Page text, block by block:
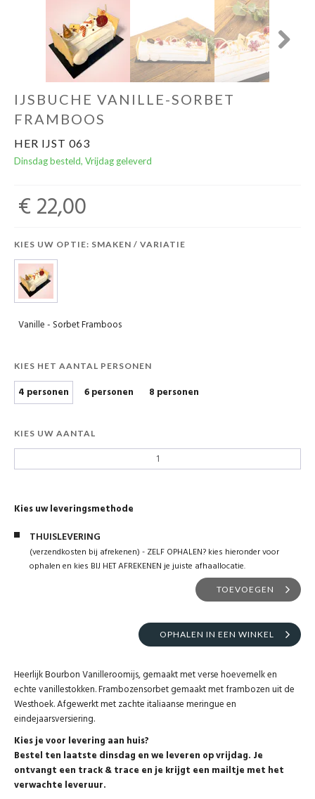
IJSBUCHE VANILLE-SORBET
FRAMBOOS
HER IJST 063
Dinsdag besteld, Vrijdag geleverd
€ 22,00
KIES UW OPTIE: SMAKEN / VARIATIE
Vanille - Sorbet Framboos
KIES HET AANTAL PERSONEN
4 personen 6 personen 8 personen
KIES UW AANTAL
Kies uw leveringsmethode
THUISLEVERING
(verzendkosten bij afrekenen) - ZELF OPHALEN? kies hieronder voor
ophalen en kies BIJ HET AFREKENEN je juiste afhaallocatie.
TOEVOEGEN
OPHALEN IN EEN WINKEL
Heerlijk Bourbon Vanilleroomijs, gemaakt met verse hoevemelk en
echte vanillestokken. Frambozensorbet gemaakt met frambozen uit de
Westhoek. Afgewerkt met zachte italiaanse meringue en
eindejaarsversiering.
Kies je voor levering aan huis?
Bestel ten laatste dinsdag en we leveren op vrijdag. Je
ontvangt een track & trace en je krijgt een mailtje met het
verwachte leveruur.